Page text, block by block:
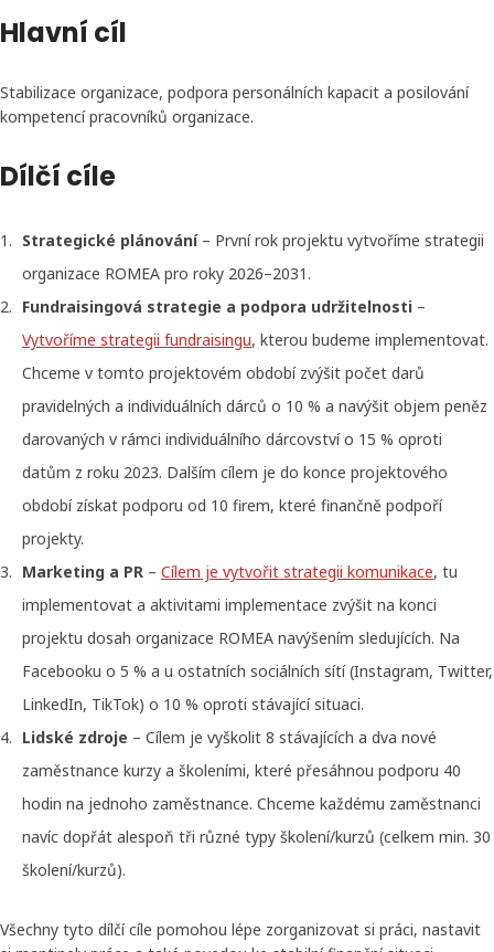
Hlavní cíl
Stabilizace organizace, podpora personálních kapacit a posilování
kompetencí pracovníků organizace.
Dílčí cíle
Strategické plánování– První rok projektu vytvoříme strategii
organizace ROMEA pro roky 2026–2031.
Fundraisingová strategie a podpora udržitelnosti –
Vytvoříme strategii fundraisingu, kterou budeme implementovat.
Chceme v tomto projektovém období zvýšit počet darů
pravidelných a individuálních dárců o 10 % a navýšit objem peněz
darovaných v rámci individuálního dárcovství o 15 % oproti
datům z roku 2023. Dalším cílem je do konce projektového
období získat podporu od 10 firem, které finančně podpoří
projekty.
Marketing a PR – Cílem je vytvořit strategii komunikace, tu
implementovat a aktivitami implementace zvýšit na konci
projektu dosah organizace ROMEA navýšením sledujících. Na
Facebooku o 5 % a u ostatních sociálních sítí (Instagram, Twitter,
LinkedIn, TikTok) o 10 % oproti stávající situaci.
Lidské zdroje – Cílem je vyškolit 8 stávajících a dva nové
zaměstnance kurzy a školeními, které přesáhnou podporu 40
hodin na jednoho zaměstnance. Chceme každému zaměstnanci
navíc dopřát alespoň tři různé typy školení/kurzů (celkem min. 30
školení/kurzů).
Všechny tyto dílčí cíle pomohou lépe zorganizovat si práci, nastavit